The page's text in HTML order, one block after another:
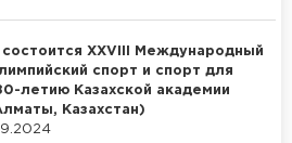
XXVIII Международный
спорт и спорт для
летию Казахской академии
Казахстан)